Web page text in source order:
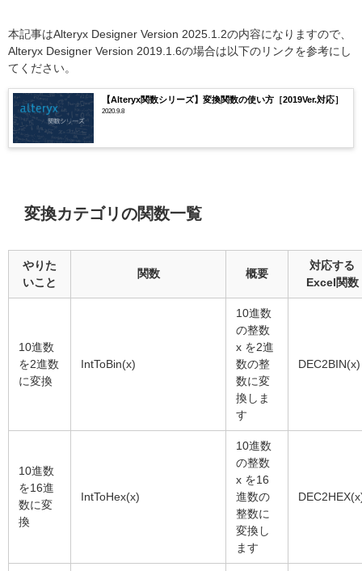
本記事はAlteryx Designer Version 2025.1.2の内容になりますので、
Alteryx Designer Version 2019.1.6の場合は以下のリンクを参考にし
てください。
【Alteryx関数シリーズ】変換関数の使い方［2019Ver.対応］
2020.9.8
変換カテゴリの関数一覧
やりた
いこと
関数 概要
対応する
Excel関数
10進数
を2進数
に変換
IntToBin(x)
10進数
の整数
x を2進
数の整
数に変
換しま
す
DEC2BIN(x)
10進数
を16進
数に変
換
IntToHex(x)
10進数
の整数
x を16
進数の
整数に
変換し
ます